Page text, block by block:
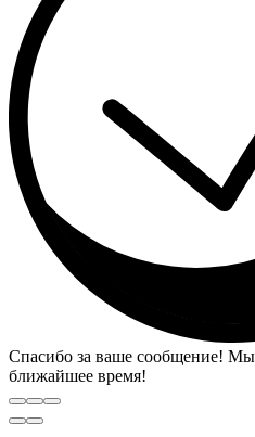
Спасибо за ваше сообщение!
ближайшее время!